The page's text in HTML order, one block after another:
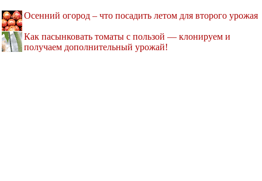
Осенний огород – что посадить летом для второго урожая
Как пасынковать томаты с пользой — клонируем и
получаем дополнительный урожай!